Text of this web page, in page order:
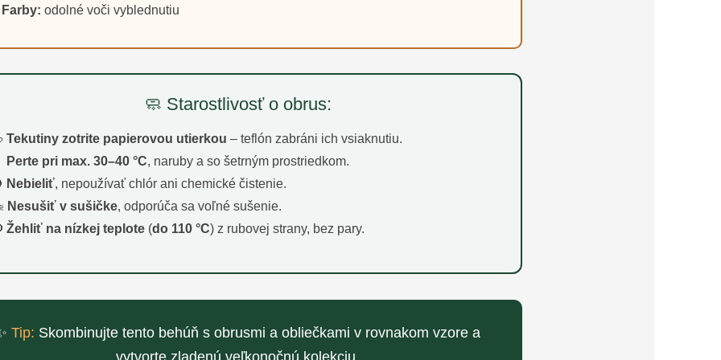
Farby: odolné voči vyblednutiu
🧼 Starostlivosť o obrus:
Tekutiny zotrite papierovou utierkou – teflón zabráni ich vsiaknutiu.
Perte pri max. 30–40 °C, naruby a so šetrným prostriedkom.
Nebieliť, nepoužívať chlór ani chemické čistenie.
Nesušiť v sušičke, odporúča sa voľné sušenie.
Žehliť na nízkej teplote (do 110 °C) z rubovej strany, bez pary.
Tip: Skombinujte tento behúň s obrusmi a obliečkami v rovnakom vzore a
vytvorte zladenú veľkonočnú kolekciu.